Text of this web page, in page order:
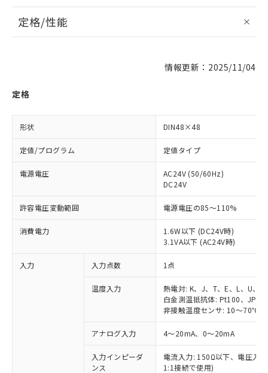
定格/性能
情報更新：2025/11/04
定格
形状 DIN48×48
定値/プログラム 定値タイプ
電源電圧
AC24V (50/60Hz)
DC24V
許容電圧変動範囲 電源電圧の85～110%
消費電力
1.6W以下 (DC24V時)
3.1VA以下 (AC24V時)
入力 入力点数 1点
温度入力
熱電対: K、J、T、E、L、U、
白金測温抵抗体: Pt100、
非接触温度センサ: 10～70℃
アナログ入力 4～20mA、0～20mA
入力インピーダ
ンス
電流入力: 150Ω以下、電圧入
1:1接続で使用)